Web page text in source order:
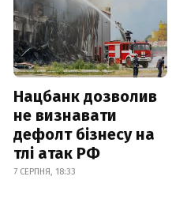
Нацбанк дозволив
не визнавати
дефолт бізнесу на
тлі атак РФ
7 СЕРПНЯ, 18:33